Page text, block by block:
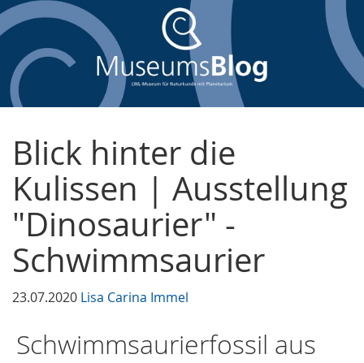
Blick hinter die
Kulissen | Ausstellung
"Dinosaurier" -
Schwimmsaurier
23.07.2020 Lisa Carina Immel
Schwimmsaurierfossil aus